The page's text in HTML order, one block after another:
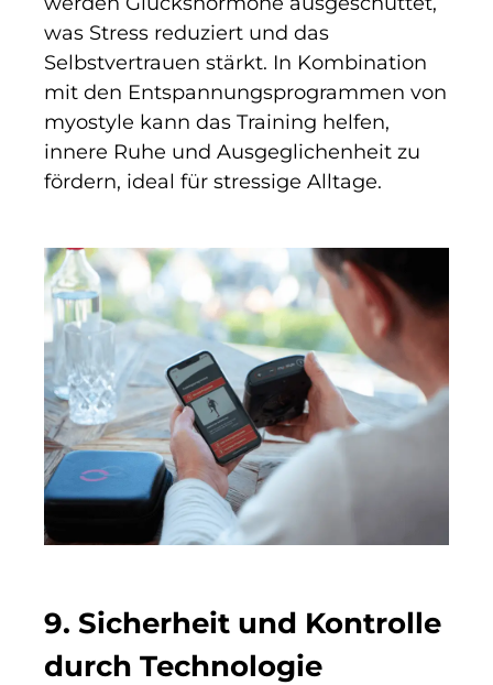
was Stress reduziert und das
Selbstvertrauen stärkt. In Kombination
mit den Entspannungsprogrammen von
myostyle kann das Training helfen,
innere Ruhe und Ausgeglichenheit zu
fördern, ideal für stressige Alltage.
9. Sicherheit und Kontrolle
durch Technologie